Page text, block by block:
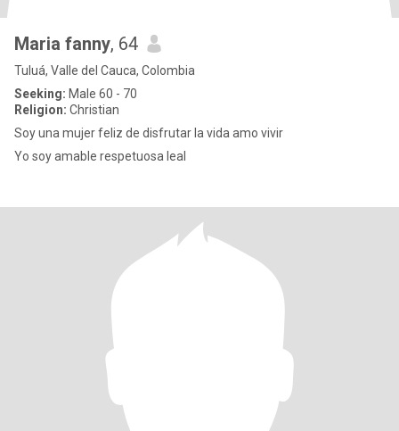
Maria fanny, 64
Tuluá, Valle del Cauca, Colombia
Seeking: Male 60 - 70
Religion: Christian
Soy una mujer feliz de disfrutar la vida amo vivir
Yo soy amable respetuosa leal